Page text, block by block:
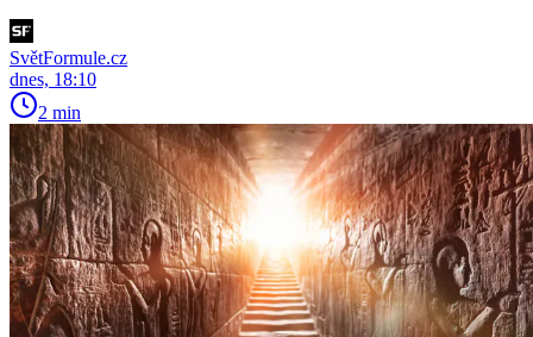
SvětFormule.cz
dnes, 18:10
2 min